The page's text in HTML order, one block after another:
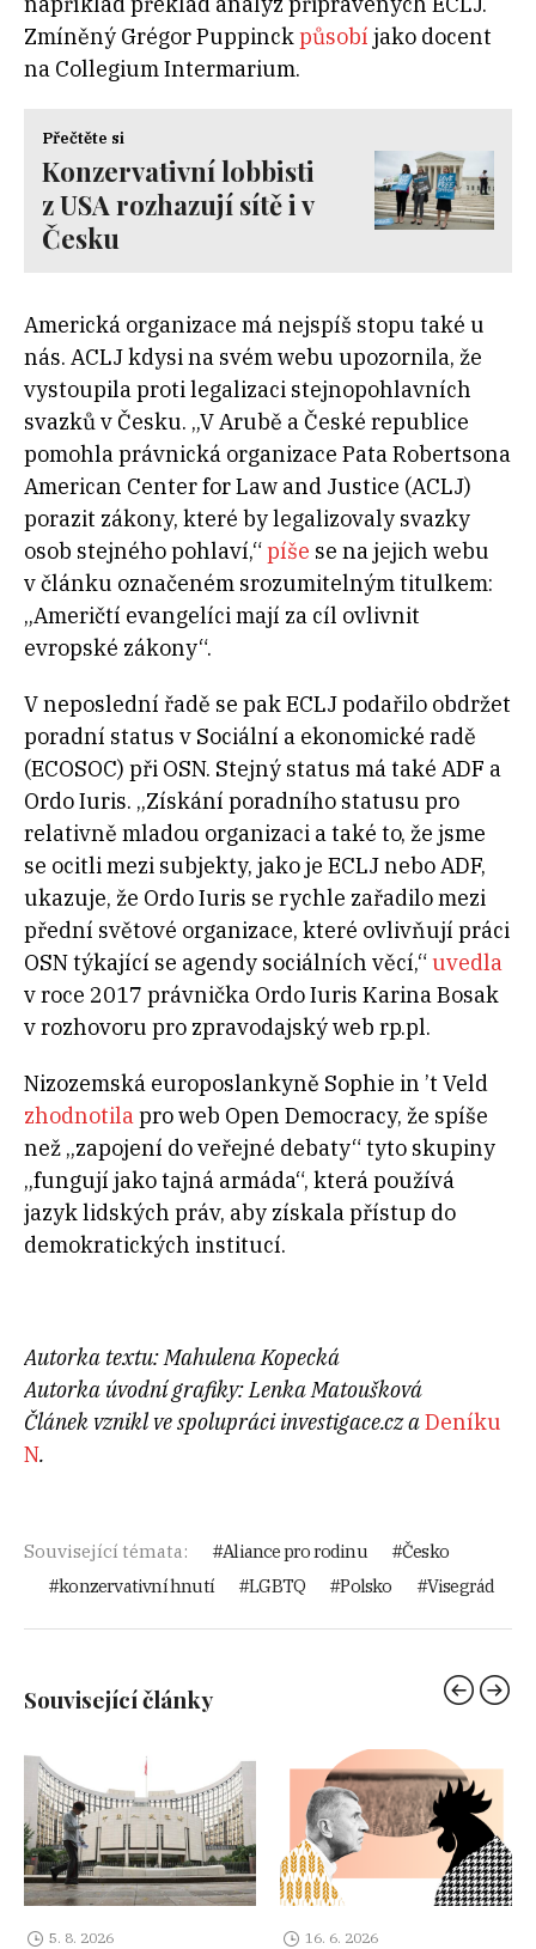
Zmíněný Grégor Puppinckpůsobí jako docent
na Collegium Intermarium.
Přečtěte si
Konzervativní lobbisti
z USA rozhazují sítě i v
Česku
Americká organizace má nejspíš stopu také u
nás. ACLJ kdysi na svém webu upozornila, že
vystoupila proti legalizaci stejnopohlavních
svazků v Česku. „V Arubě a České republice
pomohla právnická organizace Pata Robertsona
American Center for Law and Justice (ACLJ)
porazit zákony, které by legalizovaly svazky
osob stejného pohlaví,“píše se na jejich webu
v článku označeném srozumitelným titulkem:
„Američtí evangelíci mají za cíl ovlivnit
evropské zákony“.
V neposlední řadě se pak ECLJ podařilo obdržet
poradní status v Sociální a ekonomické radě
(ECOSOC) při OSN. Stejný status má také ADF a
Ordo Iuris. „Získání poradního statusu pro
relativně mladou organizaci a také to, že jsme
se ocitli mezi subjekty, jako je ECLJ nebo ADF,
ukazuje, že Ordo Iuris se rychle zařadilo mezi
přední světové organizace, které ovlivňují práci
OSN týkající se agendy sociálních věcí,“uvedla
v roce 2017 právnička Ordo Iuris Karina Bosak
v rozhovoru pro zpravodajský web rp.pl.
Nizozemská europoslankyně Sophie in ’t Veld
zhodnotila pro web Open Democracy, že spíše
než „zapojení do veřejné debaty“ tyto skupiny
„fungují jako tajná armáda“, která používá
jazyk lidských práv, aby získala přístup do
demokratických institucí.
Autorka textu: Mahulena Kopecká
Autorka úvodní grafiky: Lenka Matoušková
Článek vznikl ve spolupráci investigace.cz aDeníku
N.
Související témata: Aliance pro rodinu
Česko
konzervativní hnutí
LGBTQ Polsko Visegrád
Související články
5. 8. 2026 16. 6. 2026